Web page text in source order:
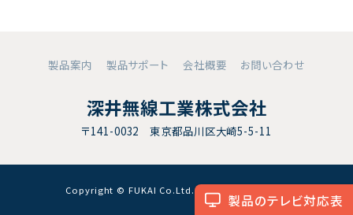
製品のテレビ対応表
製品案内 製品サポート 会社概要 お問い合わせ
深井無線工業株式会社
〒141-0032 東京都品川区大崎5-5-11
Copyright © FUKAI Co.Ltd. All RightsReserved.